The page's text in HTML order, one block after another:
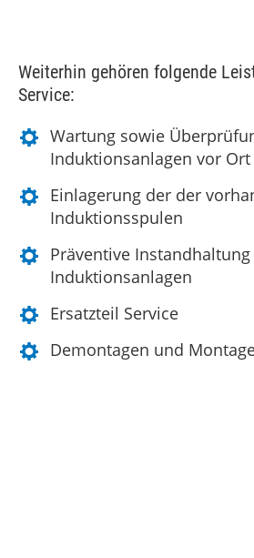
Weiterhin gehören folgende
Service:
Wartung sowie
Induktionsanlagen vor Ort
Einlagerung der der
Induktionsspulen
Präventive
Induktionsanlagen
Ersatzteil Service
Demontagen und